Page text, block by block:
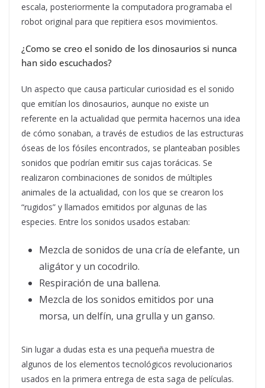
escala, posteriormente la computadora programaba el
robot original para que repitiera esos movimientos.
¿Como se creo el sonido de los dinosaurios si nunca
han sido escuchados?
Un aspecto que causa particular curiosidad es el sonido
que emitían los dinosaurios, aunque no existe un
referente en la actualidad que permita hacernos una idea
de cómo sonaban, a través de estudios de las estructuras
óseas de los fósiles encontrados, se planteaban posibles
sonidos que podrían emitir sus cajas torácicas. Se
realizaron combinaciones de sonidos de múltiples
animales de la actualidad, con los que se crearon los
“rugidos” y llamados emitidos por algunas de las
especies. Entre los sonidos usados estaban:
Mezcla de sonidos de una cría de elefante, un
aligátor y un cocodrilo.
Respiración de una ballena.
Mezcla de los sonidos emitidos por una
morsa, un delfín, una grulla y un ganso.
Sin lugar a dudas esta es una pequeña muestra de
algunos de los elementos tecnológicos revolucionarios
usados en la primera entrega de esta saga de películas.